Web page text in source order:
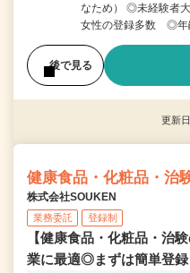
なため） ◎未経験者
女性の登録多数 ◎年
後で見る
更新
健康食品・化粧品・治
株式会社SOUKEN
業務委託 登録制
【健康食品・化粧品・治
業に最適◎まずは簡単登録